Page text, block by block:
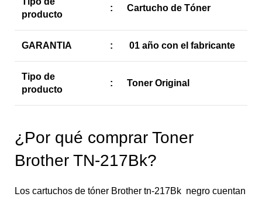
producto
: Cartucho de Tóner
GARANTIA : 01 año con el fabricante
Tipo de
producto
: Toner Original
¿Por qué comprar Toner
Brother TN-217Bk?
Los cartuchos de tóner Brother tn-217Bk negro cuentan